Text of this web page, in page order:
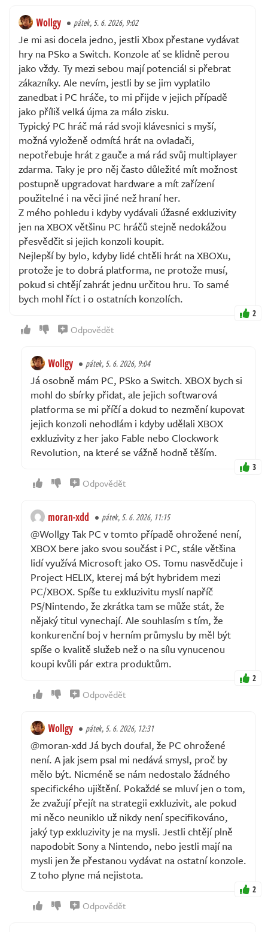
Wollgy pátek, 5. 6. 2026, 9:02
Je mi asi docela jedno, jestli Xbox přestane vydávat
hry na PSko a Switch. Konzole ať se klidně perou
jako vždy. Ty mezi sebou mají potenciál si přebrat
zákazníky. Ale nevím, jestli by se jim vyplatilo
zanedbat i PC hráče, to mi přijde v jejich případě
jako příliš velká újma za málo zisku.
Typický PC hráč má rád svoji klávesnici s myší,
možná vyloženě odmítá hrát na ovladači,
nepotřebuje hrát z gauče a má rád svůj multiplayer
zdarma. Taky je pro něj často důležité mít možnost
postupně upgradovat hardware a mít zařízení
použitelné i na věci jiné než hraní her.
Z mého pohledu i kdyby vydávali úžasné exkluzivity
jen na XBOX většinu PC hráčů stejně nedokážou
přesvědčit si jejich konzoli koupit.
Nejlepší by bylo, kdyby lidé chtěli hrát na XBOXu,
protože je to dobrá platforma, ne protože musí,
pokud si chtějí zahrát jednu určitou hru. To samé
bych mohl říct i o ostatních konzolích.
2
Odpovědět
Wollgy pátek, 5. 6. 2026, 9:04
Já osobně mám PC, PSko a Switch. XBOX bych si
mohl do sbírky přidat, ale jejich softwarová
platforma se mi příčí a dokud to nezmění kupovat
jejich konzoli nehodlám i kdyby udělali XBOX
exkluzivity z her jako Fable nebo Clockwork
Revolution, na které se vážně hodně těším.
3
Odpovědět
moran-xdd pátek, 5. 6. 2026, 11:15
@Wollgy Tak PC v tomto případě ohrožené není,
XBOX bere jako svou součást i PC, stále většina
lidí využívá Microsoft jako OS. Tomu nasvědčuje i
Project HELIX, kterej má být hybridem mezi
PC/XBOX. Spíše tu exkluzivitu myslí napříč
PS/Nintendo, že zkrátka tam se může stát, že
nějaký titul vynechají. Ale souhlasím s tím, že
konkurenční boj v herním průmyslu by měl být
spíše o kvalitě služeb než o na sílu vynucenou
koupi kvůli pár extra produktům.
2
Odpovědět
Wollgy pátek, 5. 6. 2026, 12:31
@moran-xdd Já bych doufal, že PC ohrožené
není. A jak jsem psal mi nedává smysl, proč by
mělo být. Nicméně se nám nedostalo žádného
specifického ujištění. Pokaždé se mluví jen o tom,
že zvažují přejít na strategii exkluzivit, ale pokud
mi něco neuniklo už nikdy není specifikováno,
jaký typ exkluzivity je na mysli. Jestli chtějí plně
napodobit Sony a Nintendo, nebo jestli mají na
mysli jen že přestanou vydávat na ostatní konzole.
Z toho plyne má nejistota.
2
Odpovědět